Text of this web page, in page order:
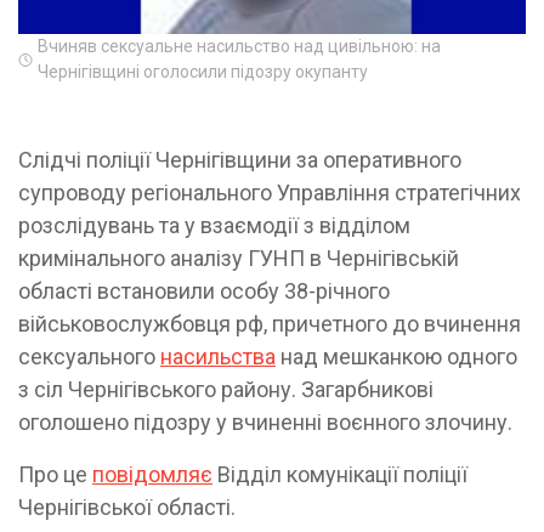
Вчиняв сексуальне насильство над цивільною: на
Чернігівщині оголосили підозру окупанту
Слідчі поліції Чернігівщини за оперативного
супроводу регіонального Управління стратегічних
розслідувань та у взаємодії з відділом
кримінального аналізу ГУНП в Чернігівській
області встановили особу 38-річного
військовослужбовця рф, причетного до вчинення
сексуального насильства над мешканкою одного
з сіл Чернігівського району. Загарбникові
оголошено підозру у вчиненні воєнного злочину.
Про це повідомляє Відділ комунікації поліції
Чернігівської області.